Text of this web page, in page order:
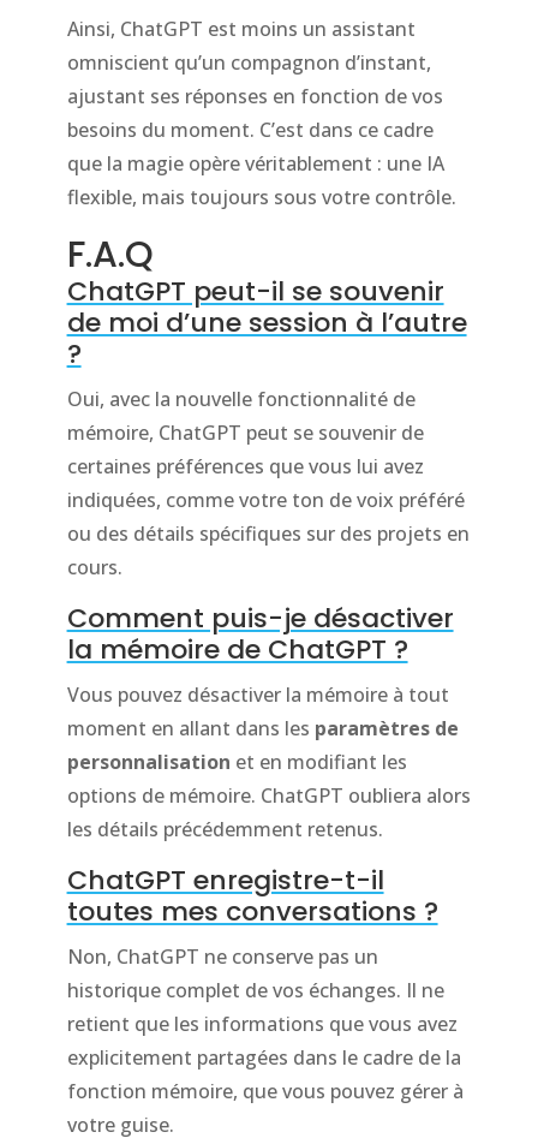
Ainsi, ChatGPT est moins un assistant
omniscient qu’un compagnon d’instant,
ajustant ses réponses en fonction de vos
besoins du moment. C’est dans ce cadre
que la magie opère véritablement : une IA
flexible, mais toujours sous votre contrôle.
F.A.Q
ChatGPT peut-il se souvenir
de moi d’une session à l’autre
?
Oui, avec la nouvelle fonctionnalité de
mémoire, ChatGPT peut se souvenir de
certaines préférences que vous lui avez
indiquées, comme votre ton de voix préféré
ou des détails spécifiques sur des projets en
cours.
Comment puis-je désactiver
la mémoire de ChatGPT ?
Vous pouvez désactiver la mémoire à tout
moment en allant dans les paramètres de
personnalisation et en modifiant les
options de mémoire. ChatGPT oubliera alors
les détails précédemment retenus.
ChatGPT enregistre-t-il
toutes mes conversations ?
Non, ChatGPT ne conserve pas un
historique complet de vos échanges. Il ne
retient que les informations que vous avez
explicitement partagées dans le cadre de la
fonction mémoire, que vous pouvez gérer à
votre guise.